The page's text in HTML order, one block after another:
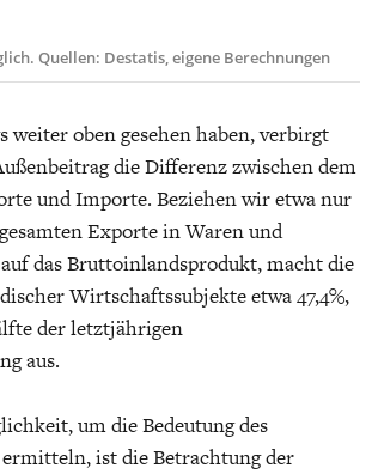
Quellen: Destatis, eigene Berechnungen
oben gesehen haben, verbirgt
die Differenz zwischen dem
und Importe. Beziehen wir etwa nur
Exporte in Waren und
das Bruttoinlandsprodukt, macht die
Wirtschaftssubjekte etwa 47,4%,
der letztjährigen
aus.
um die Bedeutung des
ist die Betrachtung der